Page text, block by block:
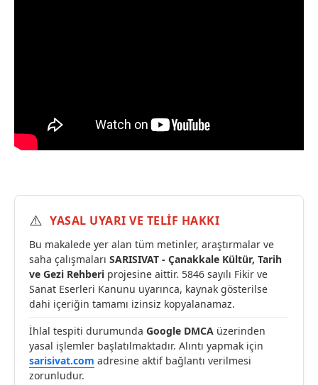
⚠️ YASAL UYARI VE TELİF HAKKI
Bu makalede yer alan tüm metinler, araştırmalar ve
saha çalışmaları SARISIVAT - Çanakkale Kültür, Tarih
ve Gezi Rehberi projesine aittir. 5846 sayılı Fikir ve
Sanat Eserleri Kanunu uyarınca, kaynak gösterilse
dahi içeriğin tamamı izinsiz kopyalanamaz.
İhlal tespiti durumunda Google DMCA üzerinden
yasal işlemler başlatılmaktadır. Alıntı yapmak için
sarisivat.com adresine aktif bağlantı verilmesi
zorunludur.